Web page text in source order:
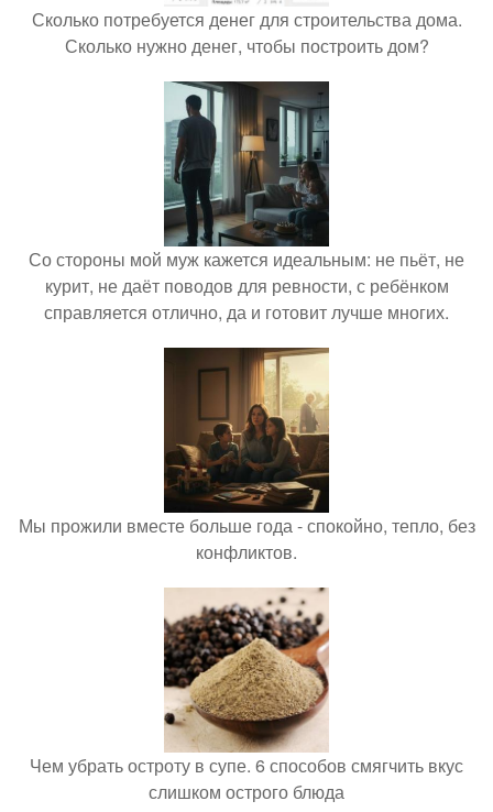
Сколько потребуется денег для строительства дома.
Сколько нужно денег, чтобы построить дом?
Со стороны мой муж кажется идеальным: не пьёт, не
курит, не даёт поводов для ревности, с ребёнком
справляется отлично, да и готовит лучше многих.
Мы прожили вместе больше года - спокойно, тепло, без
конфликтов.
Чем убрать остроту в супе. 6 способов смягчить вкус
слишком острого блюда